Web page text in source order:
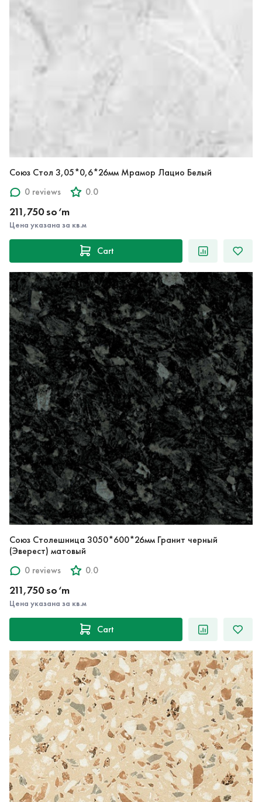
Союз Стол 3,05*0,6*26мм Мрамор Лацио Белый
0 reviews
0.0
211,750 so‘m
Цена указана за кв.м
Cart
Союз Столешница 3050*600*26мм Гранит черный
(Эверест) матовый
0 reviews
0.0
211,750 so‘m
Цена указана за кв.м
Cart